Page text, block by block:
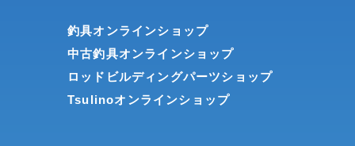
釣具オンラインショップ
中古釣具オンラインショップ
ロッドビルディングパーツショップ
Tsulinoオンラインショップ